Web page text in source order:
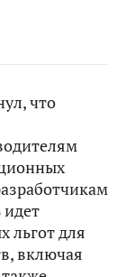
что
идет
льгот для
включая